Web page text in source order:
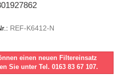
REF-K6412-N
einen neuen Filtereinsatz
Sie unter Tel. 0163 83 67 107.